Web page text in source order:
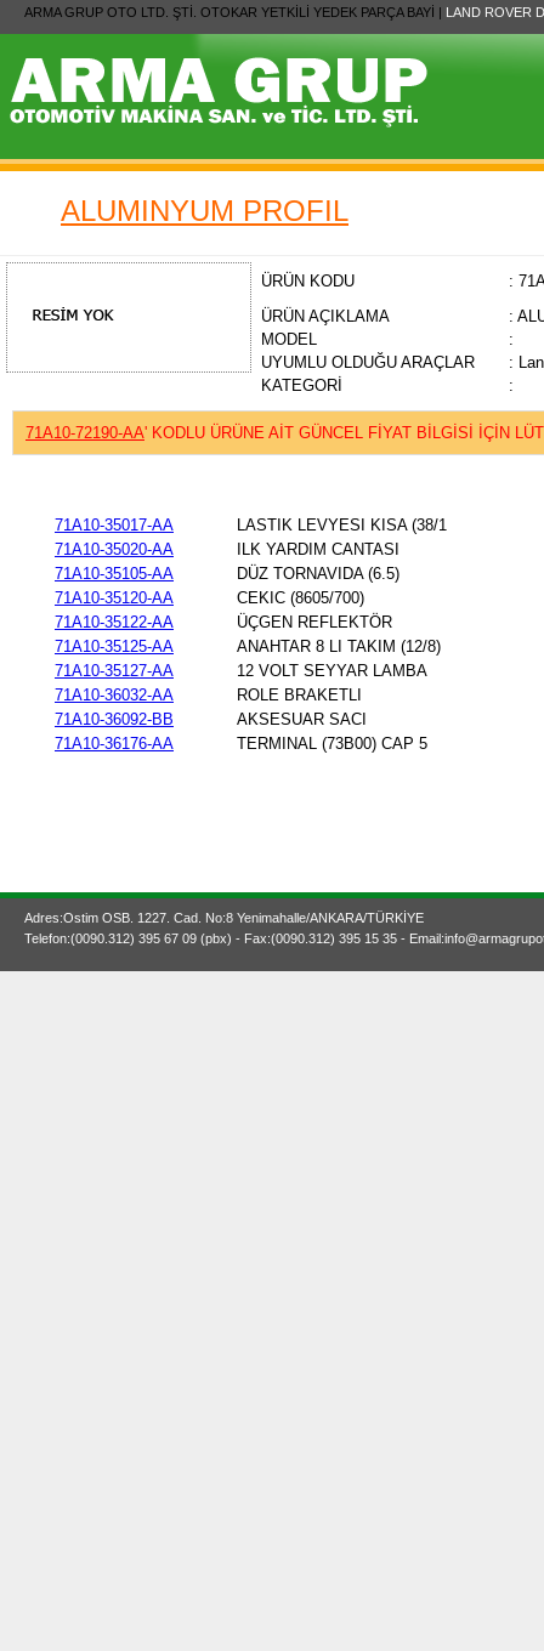
ARMA GRUP OTO LTD. ŞTİ. OTOKAR YETKİLİ YEDEK PARÇA BAYİ | LAND ROVER
ALUMINYUM PROFIL
ÜRÜN KODU
:
ÜRÜN AÇIKLAMA
:
MODEL
:
UYUMLU OLDUĞU ARAÇLAR
:
KATEGORİ
:
71A10-72190-AA' KODLU ÜRÜNE AİT GÜNCEL FİYAT BİLGİSİ İÇİN
71A10-35017-AA
LASTIK LEVYESI KISA (38/1
71A10-35020-AA
ILK YARDIM CANTASI
71A10-35105-AA
DÜZ TORNAVIDA (6.5)
71A10-35120-AA
CEKIC (8605/700)
71A10-35122-AA
ÜÇGEN REFLEKTÖR
71A10-35125-AA
ANAHTAR 8 LI TAKIM (12/8)
71A10-35127-AA
12 VOLT SEYYAR LAMBA
71A10-36032-AA
ROLE BRAKETLI
71A10-36092-BB
AKSESUAR SACI
71A10-36176-AA
TERMINAL (73B00) CAP 5
Adres:Ostim OSB. 1227. Cad. No:8 Yenimahalle/ANKARA/TÜRKİYE
Telefon:(0090.312) 395 67 09 (pbx) - Fax:(0090.312) 395 15 35 -